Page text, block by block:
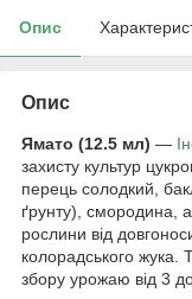
Опис
Опис
Ямато (12.5 мл) ―
захисту культур
перець солодкий,
ґрунту), смородина,
рослини від
колорадського жука.
збору урожаю від 3